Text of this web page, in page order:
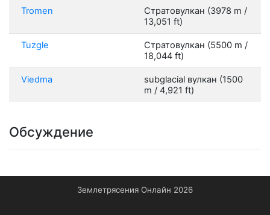
Tromen
Стратовулкан (3978 m /
13,051 ft)
Tuzgle
Стратовулкан (5500 m /
18,044 ft)
Viedma
subglacial вулкан (1500
m / 4,921 ft)
Обсуждение
Землетрясения Онлайн 2026